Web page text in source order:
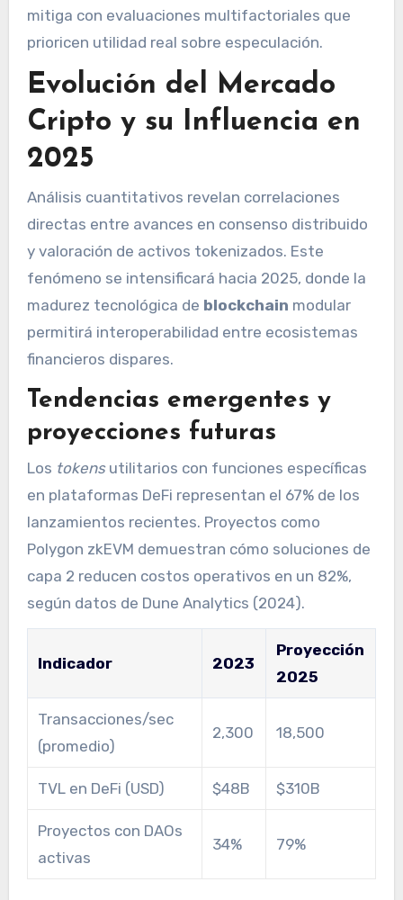
mitiga con evaluaciones multifactoriales que
prioricen utilidad real sobre especulación.
Evolución del Mercado
Cripto y su Influencia en
2025
Análisis cuantitativos revelan correlaciones
directas entre avances en consenso distribuido
y valoración de activos tokenizados. Este
fenómeno se intensificará hacia 2025, donde la
madurez tecnológica de blockchain modular
permitirá interoperabilidad entre ecosistemas
financieros dispares.
Tendencias emergentes y
proyecciones futuras
Los tokensutilitarios con funciones específicas
en plataformas DeFi representan el 67% de los
lanzamientos recientes. Proyectos como
Polygon zkEVM demuestran cómo soluciones de
capa 2 reducen costos operativos en un 82%,
según datos de Dune Analytics (2024).
Indicador 2023
Proyección
2025
Transacciones/sec
(promedio)
2,300 18,500
TVL en DeFi (USD) $48B $310B
Proyectos con DAOs
activas
34% 79%